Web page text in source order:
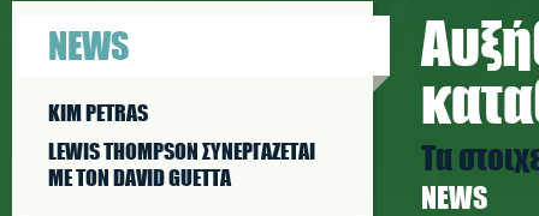
NEWS
KIM PETRAS
LEWIS THOMPSON ΣΥΝΕΡΓAΖΕΤΑΙ
ΜΕ ΤΟΝ DAVID GUETTA
Τα
NEWS